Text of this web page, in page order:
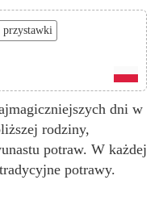
przystawki
dni w
rodziny,
potraw. W każdej
potrawy.